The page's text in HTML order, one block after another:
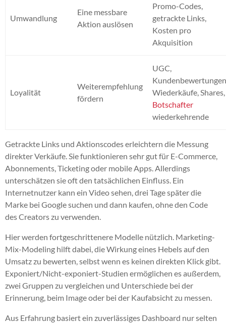
Umwandlung
Eine messbare
Aktion auslösen
Promo-Codes,
getrackte Links,
Kosten pro
Akquisition
Loyalität
Weiterempfehlung
fördern
UGC,
Wiederkäufe, Shares,
Botschafter
wiederkehrende
Getrackte Links und Aktionscodes erleichtern die Messung
direkter Verkäufe. Sie funktionieren sehr gut für E-Commerce,
Abonnements, Ticketing oder mobile Apps. Allerdings
unterschätzen sie oft den tatsächlichen Einfluss. Ein
Internetnutzer kann ein Video sehen, drei Tage später die
Marke bei Google suchen und dann kaufen, ohne den Code
des Creators zu verwenden.
Hier werden fortgeschrittenere Modelle nützlich. Marketing-
Mix-Modeling hilft dabei, die Wirkung eines Hebels auf den
Umsatz zu bewerten, selbst wenn es keinen direkten Klick gibt.
Exponiert/Nicht-exponiert-Studien ermöglichen es außerdem,
zwei Gruppen zu vergleichen und Unterschiede bei der
Erinnerung, beim Image oder bei der Kaufabsicht zu messen.
Aus Erfahrung basiert ein zuverlässiges Dashboard nur selten